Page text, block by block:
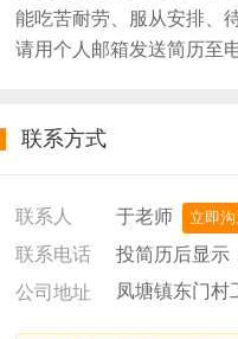
能吃苦耐劳、服从安排、
请用个人邮箱发送简历至
联系方式
联系人 于老师 立即沟
联系电话 投简历后显示
公司地址
凤塘镇东门村